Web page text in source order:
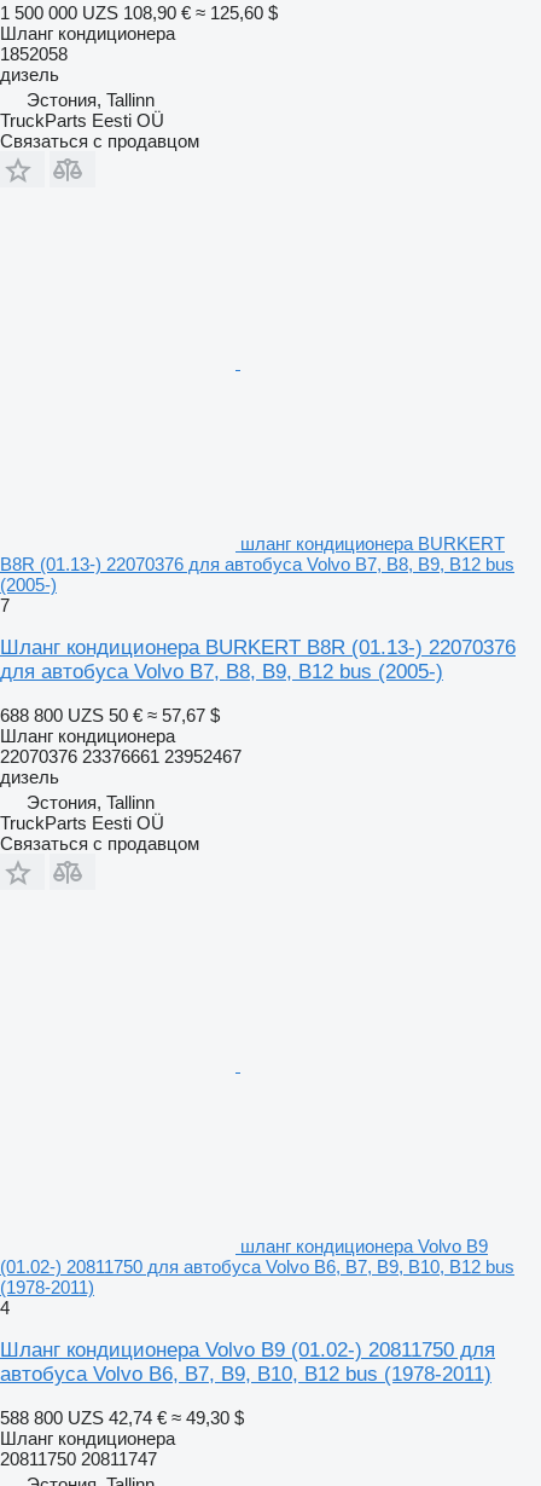
1 500 000 UZS 108,90 € ≈ 125,60 $
Шланг кондиционера
1852058
дизель
Эстония, Tallinn
TruckParts Eesti OÜ
Связаться с продавцом
шланг кондиционера BURKERT
B8R (01.13-) 22070376 для автобуса Volvo B7, B8, B9, B12 bus
(2005-)
7
Шланг кондиционера BURKERT B8R (01.13-) 22070376
для автобуса Volvo B7, B8, B9, B12 bus (2005-)
688 800 UZS 50 € ≈ 57,67 $
Шланг кондиционера
22070376 23376661 23952467
дизель
Эстония, Tallinn
TruckParts Eesti OÜ
Связаться с продавцом
шланг кондиционера Volvo B9
(01.02-) 20811750 для автобуса Volvo B6, B7, B9, B10, B12 bus
(1978-2011)
4
Шланг кондиционера Volvo B9 (01.02-) 20811750 для
автобуса Volvo B6, B7, B9, B10, B12 bus (1978-2011)
588 800 UZS 42,74 € ≈ 49,30 $
Шланг кондиционера
20811750 20811747